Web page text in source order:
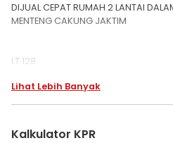
DIJUAL CEPAT RUMAH 2 LANTAI
MENTENG CAKUNG JAKTIM
LT 128
K.tidur : 3+1
4500 watt
Lihat Lebih Banyak
Kalkulator KPR